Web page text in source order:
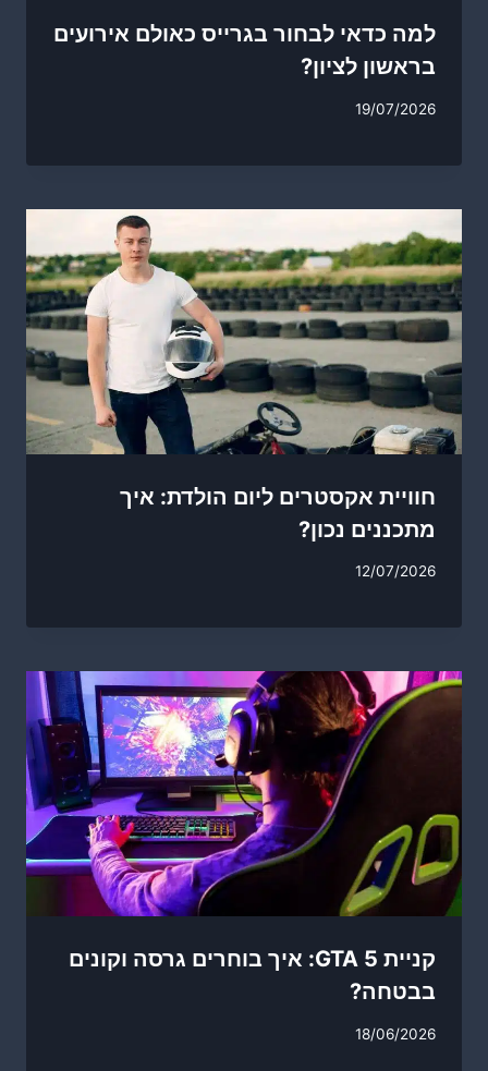
למה כדאי לבחור בגרייס כאולם אירועים
בראשון לציון?
19/07/2026
חוויית אקסטרים ליום הולדת: איך
מתכננים נכון?
12/07/2026
קניית GTA 5: איך בוחרים גרסה וקונים
בבטחה?
18/06/2026